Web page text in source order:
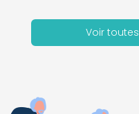
Voir